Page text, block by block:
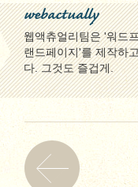
webactually
웹액츄얼리팀은 '워드
랜드페이지'를 제작하
다. 그것도 즐겁게.